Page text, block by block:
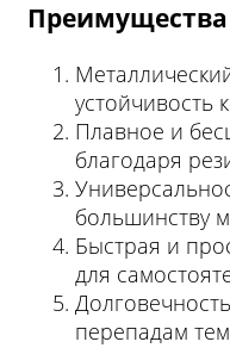
устойчивость
Плавное и
благодаря
большинству
Быстрая и
для
перепадам